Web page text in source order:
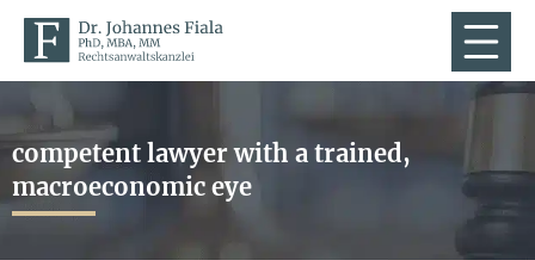
competent lawyer with a trained,
macroeconomic eye